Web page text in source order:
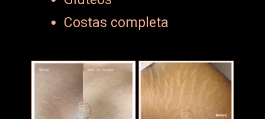
Costas completa